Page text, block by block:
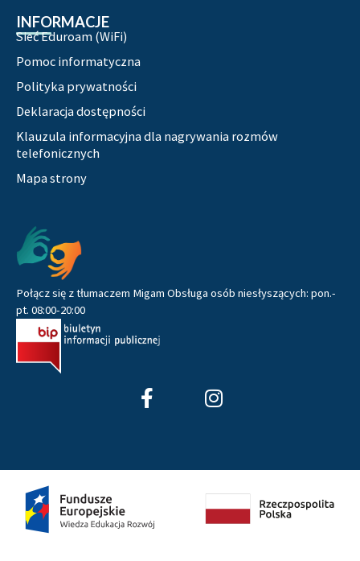
INFORMACJE
Sieć Eduroam (WiFi)
Pomoc informatyczna
Polityka prywatności
Deklaracja dostępności
Klauzula informacyjna dla nagrywania rozmów
telefonicznych
Mapa strony
Pozostałe
Połącz się z tłumaczem Migam Obsługa osób niesłyszących: pon.-
pt. 08:00-20:00
F
a
k
I
n
r
a